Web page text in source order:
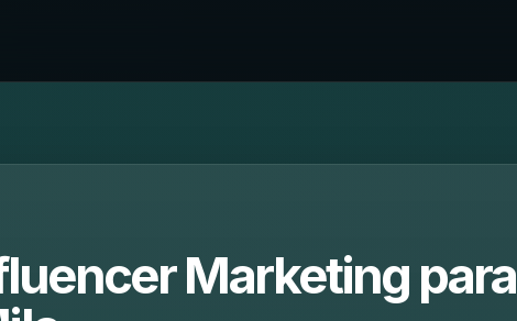
Marketing para